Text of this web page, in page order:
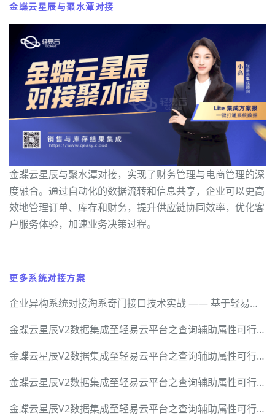
金蝶云星辰与聚水潭对接
金蝶云星辰与聚水潭对接，实现了财务管理与电商管理的深
度融合。通过自动化的数据流转和信息共享，企业可以更高
效地管理订单、库存和财务，提升供应链协同效率，优化客
户服务体验，加速业务决策过程。
更多系统对接方案
企业异构系统对接淘系奇门接口技术实战 —— 基于轻易云数据集成平台的全流程解密
金蝶云星辰V2数据集成至轻易云平台之查询辅助属性可行性调研报告
金蝶云星辰V2数据集成至轻易云平台之查询辅助属性可行性调研报告
金蝶云星辰V2数据集成至轻易云平台之查询辅助属性可行性调研报告
金蝶云星辰V2数据集成至轻易云平台之查询辅助属性可行性调研报告